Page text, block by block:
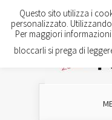
Questo sito utilizza i
personalizzato.
Per maggiori
bloccarli si prega di